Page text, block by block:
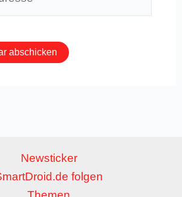
Newsticker
folgen